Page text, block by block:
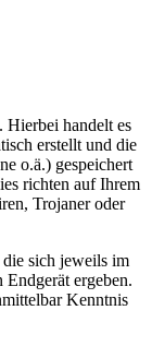
Hierbei handelt es
erstellt und die
o.ä.) gespeichert
richten auf Ihrem
Trojaner oder
sich jeweils im
Endgerät ergeben.
Kenntnis